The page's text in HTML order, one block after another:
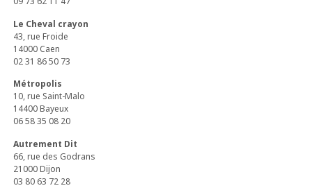
Le Cheval crayon
43, rue Froide
14000 Caen
02 31 86 50 73
Métropolis
10, rue Saint-Malo
14400 Bayeux
06 58 35 08 20
Autrement Dit
66, rue des Godrans
21000 Dijon
03 80 63 72 28